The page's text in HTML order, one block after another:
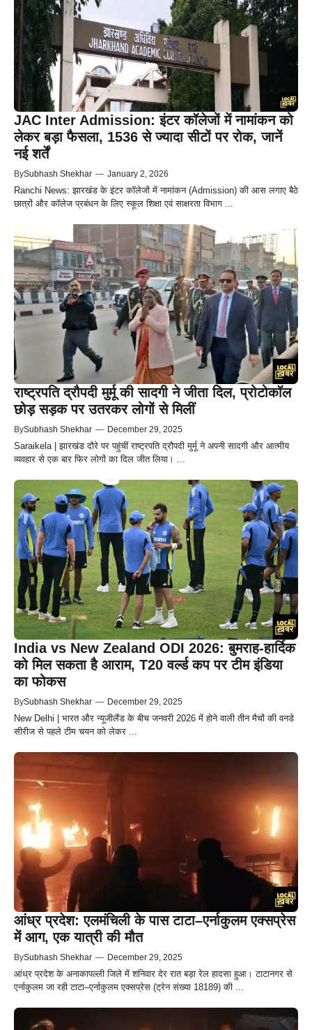
JAC Inter Admission: इंटर कॉलेजों में नामांकन को
लेकर बड़ा फैसला, 1536 से ज्यादा सीटों पर रोक, जानें
नई शर्तें
BySubhash Shekhar — January 2, 2026
Ranchi News: झारखंड के इंटर कॉलेजों में नामांकन (Admission) की आस लगाए बैठे
छात्रों और कॉलेज प्रबंधन के लिए स्कूल शिक्षा एवं साक्षरता विभाग ...
राष्ट्रपति द्रौपदी मुर्मू की सादगी ने जीता दिल, प्रोटोकॉल
छोड़ सड़क पर उतरकर लोगों से मिलीं
BySubhash Shekhar — December 29, 2025
Saraikela | झारखंड दौरे पर पहुंचीं राष्ट्रपति द्रौपदी मुर्मू ने अपनी सादगी और आत्मीय
व्यवहार से एक बार फिर लोगों का दिल जीत लिया। ...
India vs New Zealand ODI 2026: बुमराह-हार्दिक
को मिल सकता है आराम, T20 वर्ल्ड कप पर टीम इंडिया
का फोकस
BySubhash Shekhar — December 29, 2025
New Delhi | भारत और न्यूजीलैंड के बीच जनवरी 2026 में होने वाली तीन मैचों की वनडे
सीरीज से पहले टीम चयन को लेकर ...
आंध्र प्रदेश: एलमंचिली के पास टाटा–एर्नाकुलम एक्सप्रेस
में आग, एक यात्री की मौत
BySubhash Shekhar — December 29, 2025
आंध्र प्रदेश के अनाकापल्ली जिले में शनिवार देर रात बड़ा रेल हादसा हुआ। टाटानगर से
एर्नाकुलम जा रही टाटा–एर्नाकुलम एक्सप्रेस (ट्रेन संख्या 18189) की ...